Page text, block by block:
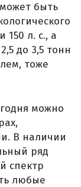
быть
150 л. с., а
до 3,5 тонн
тоже
можно
В наличии
ряд
спектр
любые